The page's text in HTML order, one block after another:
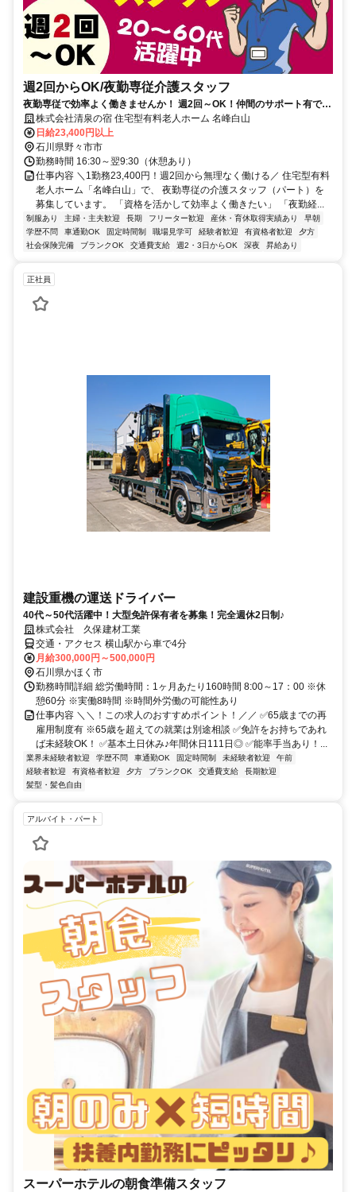
週2回からOK/夜勤専従介護スタッフ
夜勤専従で効率よく働きませんか！ 週2回～OK！仲間のサポート有で安
心環境！ 幅広い年代活躍中！
株式会社清泉の宿 住宅型有料老人ホーム 名峰白山
日給23,400円以上
石川県野々市市
勤務時間 16:30～翌9:30（休憩あり）
仕事内容 ＼1勤務23,400円！週2回から無理なく働ける／ 住宅型有料
老人ホーム「名峰白山」で、 夜勤専従の介護スタッフ（パート）を
募集しています。 「資格を活かして効率よく働きたい」 「夜勤経...
制服あり 主婦・主夫歓迎 長期 フリーター歓迎 産休・育休取得実績あり
早朝
学歴不問
車通勤OK 固定時間制 職場見学可 経験者歓迎 有資格者歓迎
夕方
社会保険完備
ブランクOK 交通費支給 週2・3日からOK 深夜 昇給あり
正社員
建設重機の運送ドライバー
40代～50代活躍中！大型免許保有者を募集！完全週休2日制♪
株式会社 久保建材工業
交通・アクセス 横山駅から車で4分
月給300,000円～500,000円
石川県かほく市
勤務時間詳細 総労働時間：1ヶ月あたり160時間 8:00～17：00 ※休
憩60分 ※実働8時間 ※時間外労働の可能性あり
仕事内容 ＼＼！この求人のおすすめポイント！／／ ✅65歳までの再
雇用制度有 ※65歳を超えての就業は別途相談 ✅免許をお持ちであれ
ば未経験OK！ ✅基本土日休み♪年間休日111日◎ ✅能率手当あり！...
業界未経験者歓迎 学歴不問 車通勤OK 固定時間制 未経験者歓迎
午前
経験者歓迎
有資格者歓迎 夕方 ブランクOK 交通費支給
長期歓迎
髪型・髪色自由
アルバイト・パート
スーパーホテルの朝食準備スタッフ